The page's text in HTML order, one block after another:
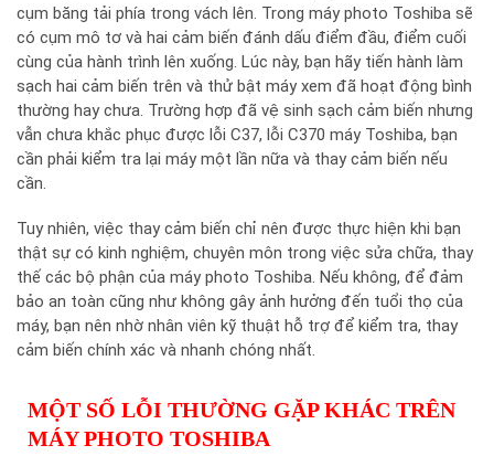
cụm băng tải phía trong vách lên. Trong máy photo Toshiba sẽ
có cụm mô tơ và hai cảm biến đánh dấu điểm đầu, điểm cuối
cùng của hành trình lên xuống. Lúc này, bạn hãy tiến hành làm
sạch hai cảm biến trên và thử bật máy xem đã hoạt động bình
thường hay chưa. Trường hợp đã vệ sinh sạch cảm biến nhưng
vẫn chưa khắc phục được lỗi C37, lỗi C370 máy Toshiba, bạn
cần phải kiểm tra lại máy một lần nữa và thay cảm biến nếu
cần.
Tuy nhiên, việc thay cảm biến chỉ nên được thực hiện khi bạn
thật sự có kinh nghiệm, chuyên môn trong việc sửa chữa, thay
thế các bộ phận của máy photo Toshiba. Nếu không, để đảm
bảo an toàn cũng như không gây ảnh hưởng đến tuổi thọ của
máy, bạn nên nhờ nhân viên kỹ thuật hỗ trợ để kiểm tra, thay
cảm biến chính xác và nhanh chóng nhất.
MỘT SỐ LỖI THƯỜNG GẶP KHÁC TRÊN
MÁY PHOTO TOSHIBA